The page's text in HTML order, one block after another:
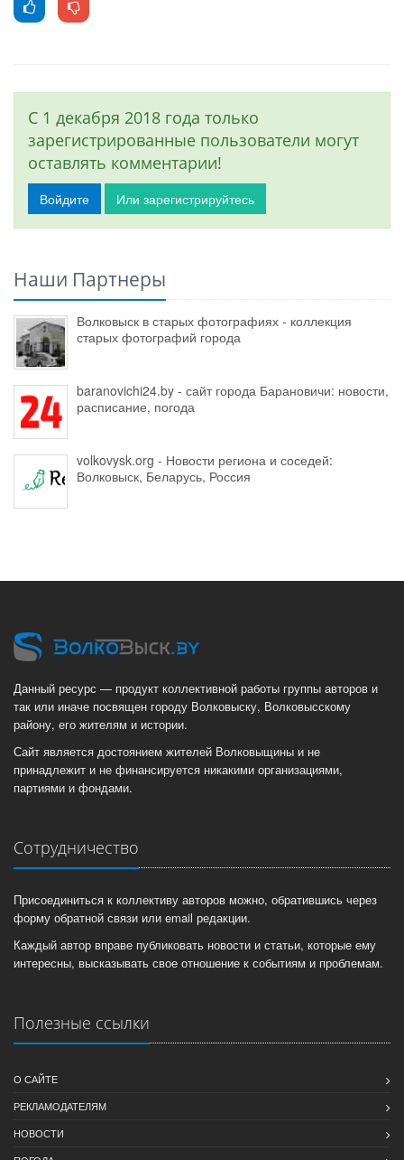
С 1 декабря 2018 года только
зарегистрированные пользователи могут
оставлять комментарии!
Войдите Или зарегистрируйтесь
Наши Партнеры
Волковыск в старых фотографиях - коллекция
старых фотографий города
baranovichi24.by - сайт города Барановичи: новости,
расписание, погода
volkovysk.org - Новости региона и соседей:
Волковыск, Беларусь, Россия
Данный ресурс — продукт коллективной работы группы авторов и
так или иначе посвящен городу Волковыску, Волковысскому
району, его жителям и истории.
Сайт является достоянием жителей Волковыщины и не
принадлежит и не финансируется никакими организациями,
партиями и фондами.
Сотрудничество
Присоединиться к коллективу авторов можно, обратившись через
форму обратной связи или email редакции.
Каждый автор вправе публиковать новости и статьи, которые ему
интересны, высказывать свое отношение к событиям и проблемам.
Полезные ссылки
О САЙТЕ
РЕКЛАМОДАТЕЛЯМ
НОВОСТИ